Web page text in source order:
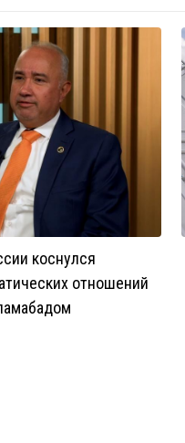
коснулся
отношений